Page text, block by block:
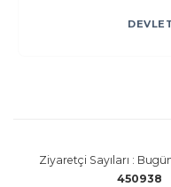
Ziyaretçi Sayıları :
450938